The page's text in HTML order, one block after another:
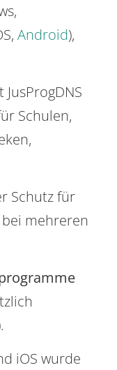
Android),
Schulen,
Schutz für
mehreren
iOS wurde